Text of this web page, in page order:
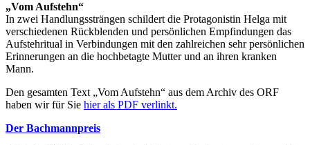
„Vom Aufstehn“
In zwei Handlungssträngen schildert die Protagonistin Helga mit
verschiedenen Rückblenden und persönlichen Empfindungen das
Aufstehritual in Verbindungen mit den zahlreichen sehr persönlichen
Erinnerungen an die hochbetagte Mutter und an ihren kranken
Mann.
Den gesamten Text „Vom Aufstehn“ aus dem Archiv des ORF
haben wir für Sie hier als PDF verlinkt.
Der Bachmannpreis